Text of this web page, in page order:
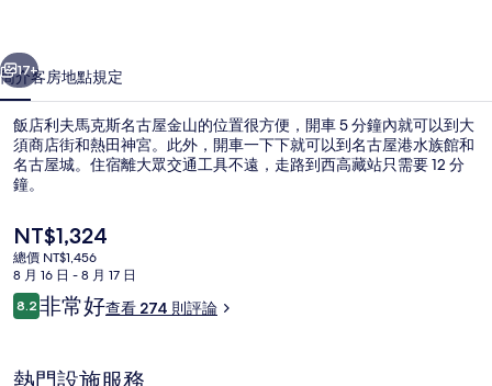
名
古
屋
金
的
相
片
個 下一個
17+
簡介客房地點規定
飯店利夫馬克斯名古屋金山的位置很方便，開車 5 分鐘內就可以到大
須商店街和熱田神宮。此外，開車一下下就可以到名古屋港水族館和
名古屋城。住宿離大眾交通工具不遠，走路到西高藏站只需要 12 分
鐘。
目
前
的
價
格
NT$1,324
總價 NT$1,456
8 月 16 日 - 8 月 17 日
評
論
8.28.2 分，滿分 10 分，
非常好查看 274 則評論
熱門設施服務